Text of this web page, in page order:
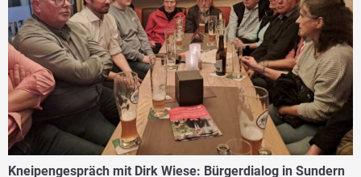
Kneipengespräch mit Dirk Wiese: Bürgerdialog in Sundern